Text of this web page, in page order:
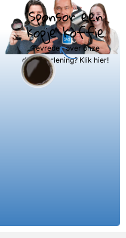
Sponsor een
kopje koffie
Tevreden over onze
dienstverlening? Klik hier!